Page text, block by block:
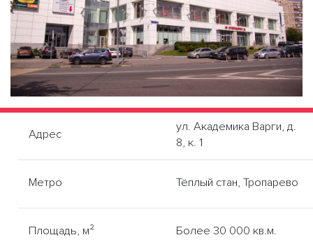
Адрес
ул. Академика Варги, д.
8, к. 1
Метро Тёплый стан, Тропарево
Площадь, м² Более 30 000 кв.м.